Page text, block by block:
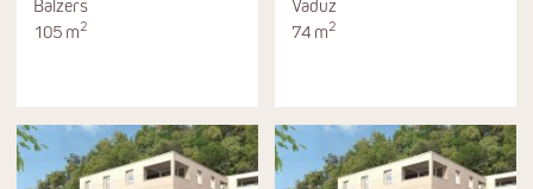
Balzers
105 m2
Vaduz
74 m2